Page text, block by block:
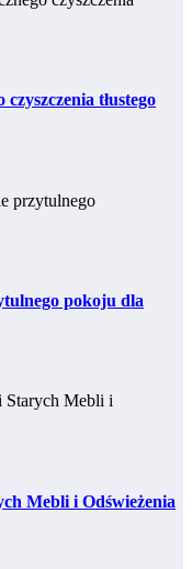
tłustego
pokoju dla
Mebli i Odświeżenia